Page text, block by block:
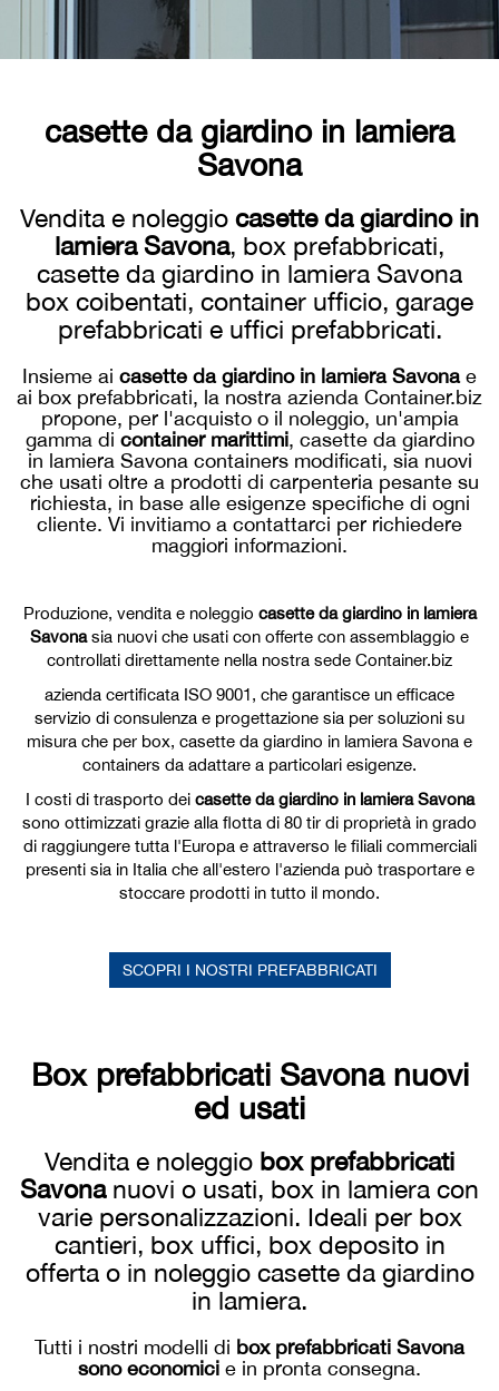
casette da giardino in lamiera
Savona
Vendita e noleggio casette da giardino in
lamiera Savona, box prefabbricati,
casette da giardino in lamiera Savona
box coibentati, container ufficio, garage
prefabbricati e uffici prefabbricati.
Insieme ai casette da giardino in lamiera Savonae
ai box prefabbricati, la nostra azienda Container.biz
propone, per l'acquisto o il noleggio, un'ampia
gamma di container marittimi, casette da giardino
in lamiera Savona containers modificati, sia nuovi
che usati oltre a prodotti di carpenteria pesante su
richiesta, in base alle esigenze specifiche di ogni
cliente. Vi invitiamo a contattarci per richiedere
maggiori informazioni.
Produzione, vendita e noleggio casette da giardino in lamiera
Savonasia nuovi che usati con offerte con assemblaggio e
controllati direttamente nella nostra sede Container.biz
azienda certificata ISO 9001, che garantisce un efficace
servizio di consulenza e progettazione sia per soluzioni su
misura che per box, casette da giardino in lamiera Savona e
containers da adattare a particolari esigenze.
I costi di trasporto dei casette da giardino in lamiera Savona
sono ottimizzati grazie alla flotta di 80 tir di proprietà in grado
di raggiungere tutta l'Europa e attraverso le filiali commerciali
presenti sia in Italia che all'estero l'azienda può trasportare e
stoccare prodotti in tutto il mondo.
SCOPRI I NOSTRI PREFABBRICATI
Box prefabbricati Savona nuovi
ed usati
Vendita e noleggio box prefabbricati
Savonanuovi o usati, box in lamiera con
varie personalizzazioni. Ideali per box
cantieri, box uffici, box deposito in
offerta o in noleggio casette da giardino
in lamiera.
Tutti i nostri modelli di box prefabbricati Savona
sono economici e in pronta consegna.